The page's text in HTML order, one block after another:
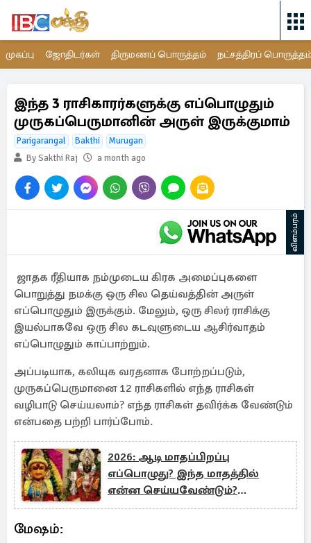
முகப்பு ஜோதிடர்கள் திருமணப் பொருத்தம் நட்சத்திரப்
இந்த 3 ராசிகாரர்களுக்கு எப்பொழுதும்
முருகப்பெருமானின் அருள் இருக்குமாம்
Parigarangal Bakthi
Murugan
By Sakthi Raj
a month ago
விளம்பரம்
ஜாதக ரீதியாக நம்முடைய கிரக அமைப்புகளை
பொறுத்து நமக்கு ஒரு சில தெய்வத்தின் அருள்
எப்பொழுதும் இருக்கும். மேலும், ஒரு சிலர் ராசிக்கு
இயல்பாகவே ஒரு சில கடவுளுடைய ஆசிர்வாதம்
எப்பொழுதும் காப்பாற்றும்.
அப்படியாக, கலியுக வரதனாக போற்றப்படும்,
முருகப்பெருமானை 12 ராசிகளில் எந்த ராசிகள்
வழிபாடு செய்யலாம்? எந்த ராசிகள் தவிர்க்க வேண்டும்
என்பதை பற்றி பார்ப்போம்.
2026: ஆடி மாதப்பிறப்பு
எப்பொழுது? இந்த மாதத்தில்
என்ன செய்யவேண்டும்?
செய்யக்கூடாது
மேஷம்: